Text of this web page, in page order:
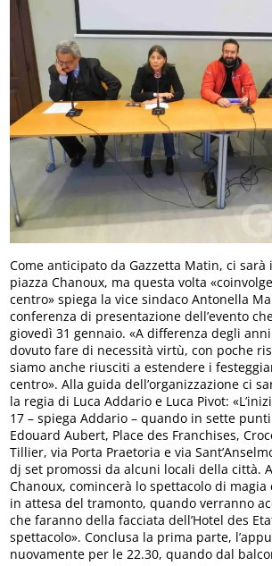
Come anticipato da Gazzetta Matin, ci sarà
piazza Chanoux, ma questa volta
centro» spiega la vice sindaco Antonella
conferenza di presentazione dell’evento
giovedì 31 gennaio. «A differenza degli
dovuto fare di necessità virtù, con poche
siamo anche riusciti a estendere i
centro». Alla guida dell’organizzazione ci
la regia di Luca Addario e Luca Pivot:
17 – spiega Addario – quando in sette
Edouard Aubert, Place des Franchises,
Tillier, via Porta Praetoria e via
dj set promossi da alcuni locali della città.
Chanoux, comincerà lo spettacolo di magia
in attesa del tramonto, quando verranno
che faranno della facciata dell’Hotel des
spettacolo». Conclusa la prima parte,
nuovamente per le 22.30, quando dal